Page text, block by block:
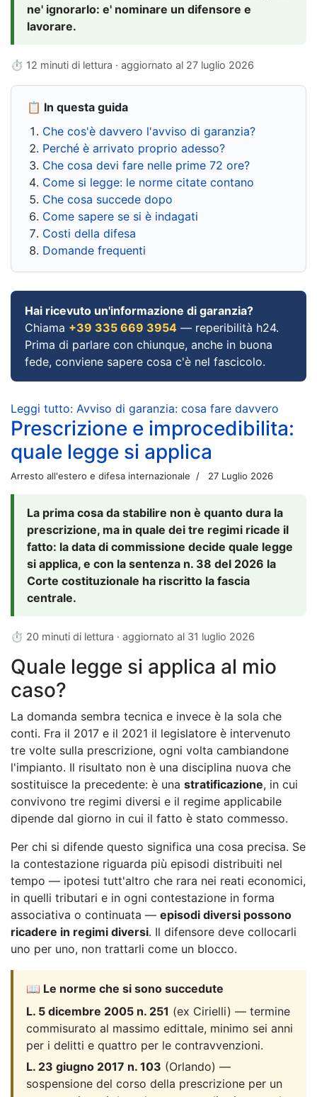
ne' ignorarlo: e' nominare un difensore e
lavorare.
⏱ 12 minuti di lettura · aggiornato al 27 luglio 2026
📋 In questa guida
Che cos'è davvero l'avviso di garanzia?
Perché è arrivato proprio adesso?
Che cosa devi fare nelle prime 72 ore?
Come si legge: le norme citate contano
Che cosa succede dopo
Come sapere se si è indagati
Costi della difesa
Domande frequenti
Hai ricevuto un'informazione di garanzia?
Chiama +39 335 669 3954 — reperibilità h24.
Prima di parlare con chiunque, anche in buona
fede, conviene sapere cosa c'è nel fascicolo.
Leggi tutto: Avviso di garanzia: cosa fare davvero
Prescrizione e improcedibilita:
quale legge si applica
Arresto all'estero e difesa internazionale 27 Luglio 2026
La prima cosa da stabilire non è quanto dura la
prescrizione, ma in quale dei tre regimi ricade il
fatto: la data di commissione decide quale legge
si applica, e con la sentenza n. 38 del 2026 la
Corte costituzionale ha riscritto la fascia
centrale.
⏱ 20 minuti di lettura · aggiornato al 31 luglio 2026
Quale legge si applica al mio
caso?
La domanda sembra tecnica e invece è la sola che
conti. Fra il 2017 e il 2021 il legislatore è intervenuto
tre volte sulla prescrizione, ogni volta cambiandone
l'impianto. Il risultato non è una disciplina nuova che
sostituisce la precedente: è una stratificazione, in cui
convivono tre regimi diversi e il regime applicabile
dipende dal giorno in cui il fatto è stato commesso.
Per chi si difende questo significa una cosa precisa. Se
la contestazione riguarda più episodi distribuiti nel
tempo — ipotesi tutt'altro che rara nei reati economici,
in quelli tributari e in ogni contestazione in forma
associativa o continuata — episodi diversi possono
ricadere in regimi diversi. Il difensore deve collocarli
uno per uno, non trattarli come un blocco.
📖 Le norme che si sono succedute
L. 5 dicembre 2005 n. 251 (ex Cirielli) — termine
commisurato al massimo edittale, minimo sei anni
per i delitti e quattro per le contravvenzioni.
L. 23 giugno 2017 n. 103 (Orlando) —
sospensione del corso della prescrizione per un